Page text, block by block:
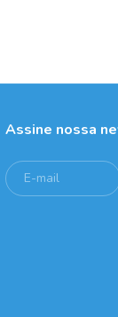
Assine nossa